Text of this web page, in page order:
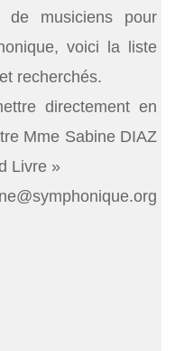
de musiciens pour
voici la liste
recherchés.
directement en
Mme Sabine DIAZ
Livre »